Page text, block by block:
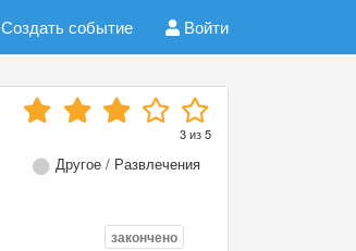
Создать событие Войти
3из5
Другое / Развлечения
закончено